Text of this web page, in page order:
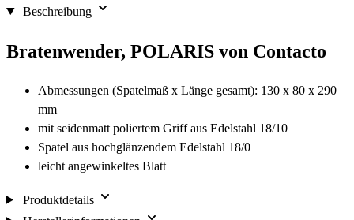
Beschreibung
Bratenwender, POLARIS von Contacto
Abmessungen (Spatelmaß x Länge gesamt): 130 x 80 x 290
mm
mit seidenmatt poliertem Griff aus Edelstahl 18/10
Spatel aus hochglänzendem Edelstahl 18/0
leicht angewinkeltes Blatt
Produktdetails